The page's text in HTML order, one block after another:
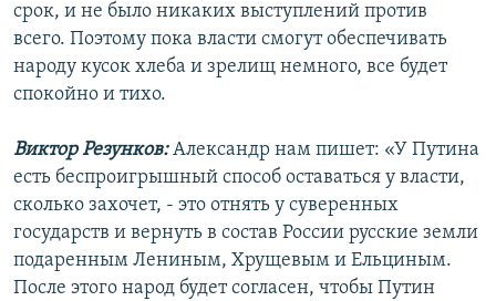
срок, и не было никаких выступлений против
всего. Поэтому пока власти смогут обеспечивать
народу кусок хлеба и зрелищ немного, все будет
спокойно и тихо.
Виктор Резунков:Александр нам пишет: «У Путина
есть беспроигрышный способ оставаться у власти,
сколько захочет, - это отнять у суверенных
государств и вернуть в состав России русские земли
подаренным Лениным, Хрущевым и Ельциным.
После этого народ будет согласен, чтобы Путин